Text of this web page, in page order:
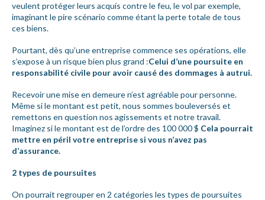
veulent protéger leurs acquis contre le feu, le vol par exemple,
imaginant le pire scénario comme étant la perte totale de tous
ces biens.
Pourtant, dès qu’une entreprise commence ses opérations, elle
s’expose à un risque bien plus grand :Celui d’une poursuite en
responsabilité civile pour avoir causé des dommages à autrui.
Recevoir une mise en demeure n’est agréable pour personne.
Même si le montant est petit, nous sommes bouleversés et
remettons en question nos agissements et notre travail.
Imaginez si le montant est de l’ordre des 100 000 $ Cela pourrait
mettre en péril votre entreprise si vous n’avez pas
d’assurance.
2 types de poursuites
On pourrait regrouper en 2 catégories les types de poursuites